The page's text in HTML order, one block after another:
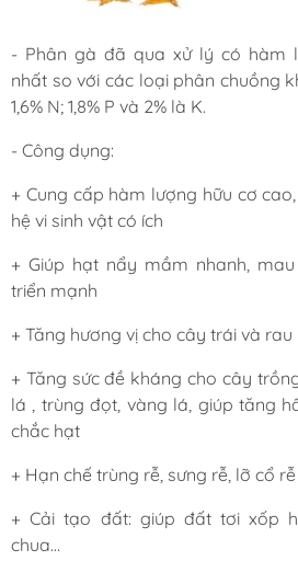
- Phân gà đã qua xử lý có hàm
nhất so với các loại phân chuồng
1,6% N; 1,8% P và 2% là K.
- Công dụng:
+ Cung cấp hàm lượng hữu cơ
hệ vi sinh vật có ích
+ Giúp hạt nẩy mầm nhanh,
triển mạnh
+ Tăng hương vị cho cây trái và rau
+ Tăng sức đề kháng cho cây
lá , trùng đọt, vàng lá, giúp tăng
chắc hạt
+ Hạn chế trùng rễ, sưng rễ, lỡ cổ
+ Cải tạo đất: giúp đất tơi xốp
chua…